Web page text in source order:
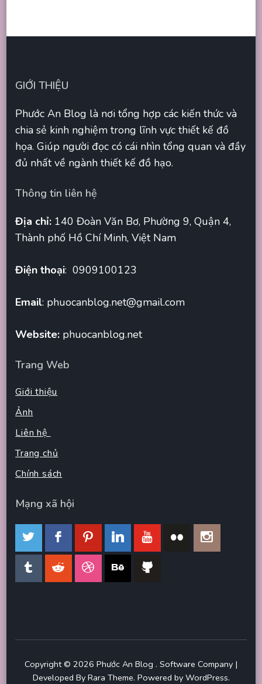
GIỚI THIỆU
Phước An Blog là nơi tổng hợp các kiến thức và
chia sẻ kinh nghiệm trong lĩnh vực thiết kế đồ
họa. Giúp người đọc có cái nhìn tổng quan và đầy
đủ nhất về ngành thiết kế đồ hạo.
Thông tin liên hệ
Địa chỉ: 140 Đoàn Văn Bơ, Phường 9, Quận 4,
Thành phố Hồ Chí Minh, Việt Nam
Điện thoại: 0909100123
Email: phuocanblog.net@gmail.com
Website: phuocanblog.net
Trang Web
Giới thiệu
Ảnh
Liên hệ
Trang chủ
Chính sách
Mạng xã hội
Copyright © 2026 Phước An Blog . Software Company |
Developed By Rara Theme. Powered by WordPress.